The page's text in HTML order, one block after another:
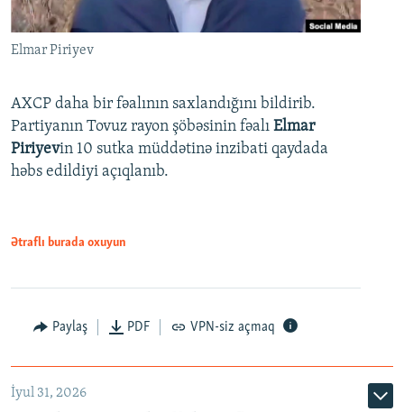
Elmar Piriyev
AXCP daha bir fəalının saxlandığını bildirib.
Partiyanın Tovuz rayon şöbəsinin fəalı Elmar
Piriyevin 10 sutka müddətinə inzibati qaydada
həbs edildiyi açıqlanıb.
Ətraflı burada oxuyun
Paylaş PDF VPN-siz açmaq
İyul 31, 2026